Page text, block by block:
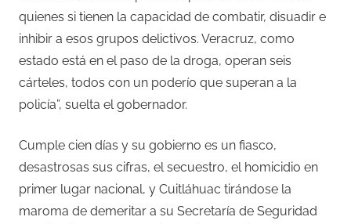
quienes si tienen la capacidad de combatir, disuadir e
inhibir a esos grupos delictivos. Veracruz, como
estado está en el paso de la droga, operan seis
cárteles, todos con un poderío que superan a la
policía”, suelta el gobernador.
Cumple cien días y su gobierno es un fiasco,
desastrosas sus cifras, el secuestro, el homicidio en
primer lugar nacional, y Cuitláhuac tirándose la
maroma de demeritar a su Secretaría de Seguridad